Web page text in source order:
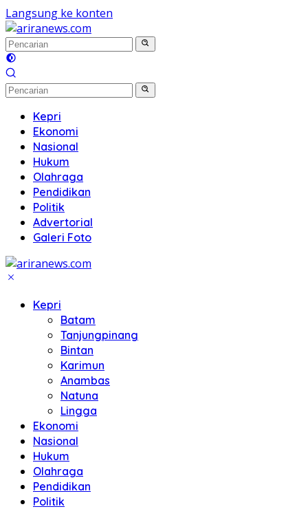
Langsung ke konten
Kepri
Ekonomi
Nasional
Hukum
Olahraga
Pendidikan
Politik
Advertorial
Galeri Foto
Kepri
Batam
Tanjungpinang
Bintan
Karimun
Anambas
Natuna
Lingga
Ekonomi
Nasional
Hukum
Olahraga
Pendidikan
Politik